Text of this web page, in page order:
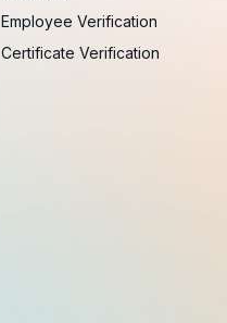
Employee Verification
Certificate Verification